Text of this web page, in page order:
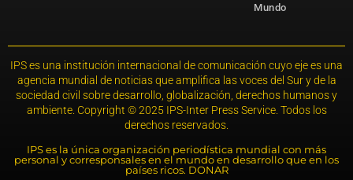
Mundo
IPS es una institución internacional de comunicación cuyo eje es una
agencia mundial de noticias que amplifica las voces del Sur y de la
sociedad civil sobre desarrollo, globalización, derechos humanos y
ambiente. Copyright © 2025 IPS-Inter Press Service. Todos los
derechos reservados.
IPS es la única organización periodística mundial con más
personal y corresponsales en el mundo en desarrollo que en los
países ricos. DONAR